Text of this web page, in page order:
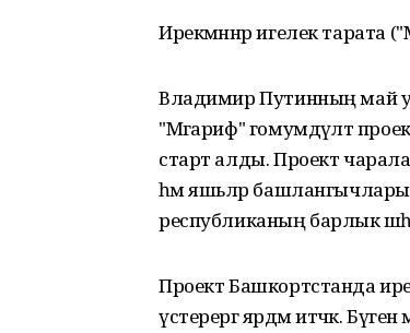
Ирекмәннәр игелек тарата
Владимир Путинның май
"Мәгариф" гомумдәүләт
старт алды. Проект
һәм яшьләр
республиканың барлык
Проект Башкортстанда
үстерергә ярдәм итәчәк.